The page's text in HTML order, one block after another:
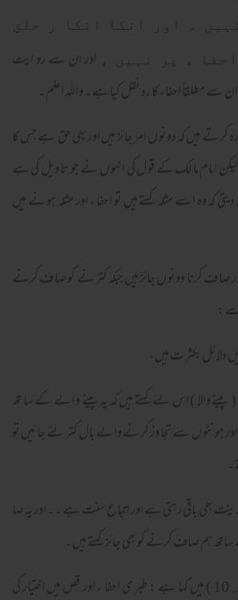
۔ اور انکا انکا ر حلق
ء پر نہیں ،
اور ان سے رو ایت
مطلقاً احفاء کا رد نقل کیاہے ۔ واللہ اعلم ۔
کرتے ہیں کہ دونو ں امر جائز ہیں اور یہی حق ہے جس کا
امام ما لک کے قو ل کی انہو ں نے جو تا ویل کی ہے
کہ وہ اسے مثلہ کہتے ہیں تو احفا ء اور مثلہ ہو نے میں
صا ف کرنا دونو ں جائز ہیں جبکہ کتر نے کو صا ف کرنے
:
دلائل بکثر ت ہیں ،
والا ) اس لئے کہتے ہیں کہ یہ پینے و الے کے سا تھ
ہو نٹو ں سے تجا وز کرنے والے بال کتر لئے جائیں تو
۔
بھی باقی رہتی ہے اور اتباع سنت ہے ۔۔ اور یہ صا
ہم صاف کرنے کو بھی جائز کہتے ہیں ۔
اسی لئےتحفۃالا حو ذی ( 4؍ 10 ) میں کہا ہے : طبر ی احفا ء اور قص میں اختیار کی